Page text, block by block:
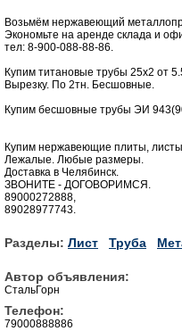
Возьмём нержавеющий
Экономьте на аренде склада и
тел: 8-900-088-88-86.
Купим титановые трубы 25х2 от
Вырезку. По 2тн. Бесшовные.
Купим бесшовные трубы ЭИ
Купим нержавеющие плиты,
Лежалые. Любые размеры.
Доставка в Челябинск.
ЗВОНИТЕ - ДОГОВОРИМСЯ.
89000272888,
89028977743.
Разделы: Лист Труба
Автор объявления:
СтальГорн
Телефон:
79000888886